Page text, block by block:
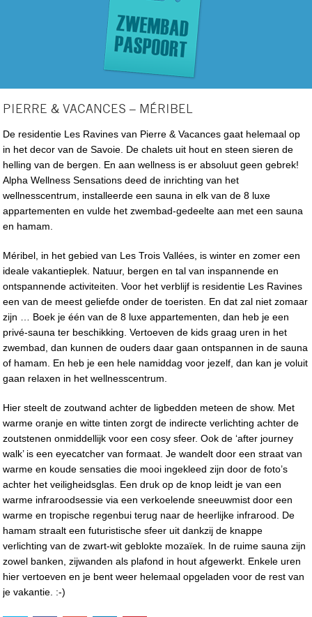
PIERRE & VACANCES – MÉRIBEL
De residentie Les Ravines van Pierre & Vacances gaat helemaal op
in het decor van de Savoie. De chalets uit hout en steen sieren de
helling van de bergen. En aan wellness is er absoluut geen gebrek!
Alpha Wellness Sensations deed de inrichting van het
wellnesscentrum, installeerde een sauna in elk van de 8 luxe
appartementen en vulde het zwembad-gedeelte aan met een sauna
en hamam.
Méribel, in het gebied van Les Trois Vallées, is winter en zomer een
ideale vakantieplek. Natuur, bergen en tal van inspannende en
ontspannende activiteiten. Voor het verblijf is residentie Les Ravines
een van de meest geliefde onder de toeristen. En dat zal niet zomaar
zijn … Boek je één van de 8 luxe appartementen, dan heb je een
privé-sauna ter beschikking. Vertoeven de kids graag uren in het
zwembad, dan kunnen de ouders daar gaan ontspannen in de sauna
of hamam. En heb je een hele namiddag voor jezelf, dan kan je voluit
gaan relaxen in het wellnesscentrum.
Hier steelt de zoutwand achter de ligbedden meteen de show. Met
warme oranje en witte tinten zorgt de indirecte verlichting achter de
zoutstenen onmiddellijk voor een cosy sfeer. Ook de ‘after journey
walk’ is een eyecatcher van formaat. Je wandelt door een straat van
warme en koude sensaties die mooi ingekleed zijn door de foto’s
achter het veiligheidsglas. Een druk op de knop leidt je van een
warme infraroodsessie via een verkoelende sneeuwmist door een
warme en tropische regenbui terug naar de heerlijke infrarood. De
hamam straalt een futuristische sfeer uit dankzij de knappe
verlichting van de zwart-wit geblokte mozaïek. In de ruime sauna zijn
zowel banken, zijwanden als plafond in hout afgewerkt. Enkele uren
hier vertoeven en je bent weer helemaal opgeladen voor de rest van
je vakantie. :-)